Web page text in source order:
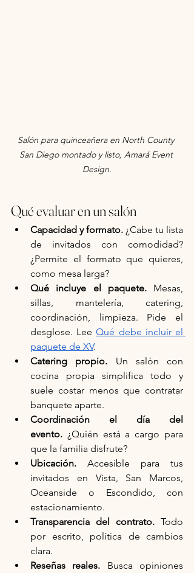
Salón para quinceañera en North County
San Diego montado y listo, Amará Event
Design.
Qué evaluar en un salón
Capacidad y formato. ¿Cabe tu lista
de invitados con comodidad?
¿Permite el formato que quieres,
como mesa larga?
Qué incluye el paquete. Mesas,
sillas, mantelería, catering,
coordinación, limpieza. Pide el
desglose. Lee Qué debe incluir el
paquete de XV.
Catering propio. Un salón con
cocina propia simplifica todo y
suele costar menos que contratar
banquete aparte.
Coordinación el día del
evento. ¿Quién está a cargo para
que la familia disfrute?
Ubicación. Accesible para tus
invitados en Vista, San Marcos,
Oceanside o Escondido, con
estacionamiento.
Transparencia del contrato. Todo
por escrito, política de cambios
clara.
Reseñas reales. Busca opiniones